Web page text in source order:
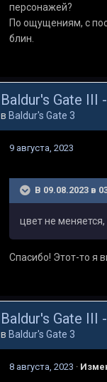
персонажей?
По ощущениям, с
блин.
Baldur's Gate
в Baldur's Gate 3
9 августа, 2023
В 09.08.2023 в
цвет не
Спасибо! Этот-то я
Baldur's Gate
в Baldur's Gate 3
8 августа, 2023 ·